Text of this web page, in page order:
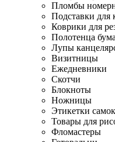
Пломбы
Подставки для
Коврики для
Полотенца
Лупы
Визитницы
Ежедневники
Скотчи
Блокноты
Ножницы
Этикетки
Товары для
Фломастеры